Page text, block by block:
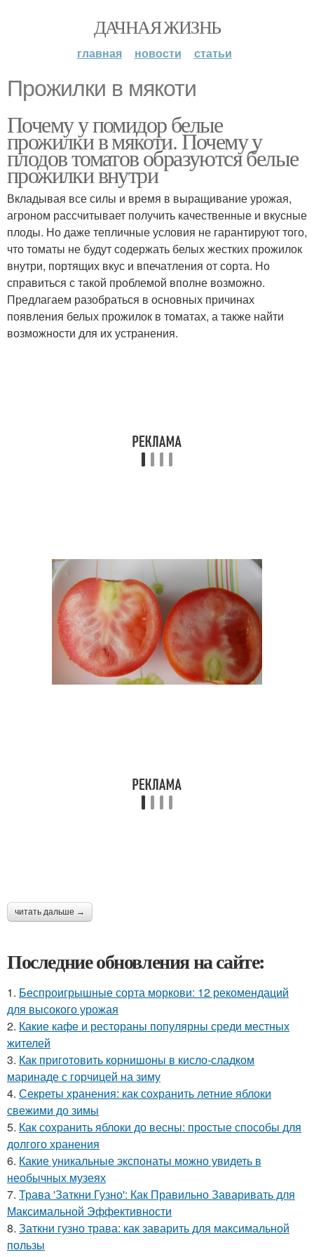
ДАЧНАЯ ЖИЗНЬ
главная новости статьи
Прожилки в мякоти
Почему у помидор белые
прожилки в мякоти. Почему у
плодов томатов образуются белые
прожилки внутри
Вкладывая все силы и время в выращивание урожая,
агроном рассчитывает получить качественные и вкусные
плоды. Но даже тепличные условия не гарантируют того,
что томаты не будут содержать белых жестких прожилок
внутри, портящих вкус и впечатления от сорта. Но
справиться с такой проблемой вполне возможно.
Предлагаем разобраться в основных причинах
появления белых прожилок в томатах, а также найти
возможности для их устранения.
читать дальше →
Последние обновления на сайте:
1. Беспроигрышные сорта моркови: 12 рекомендаций
для высокого урожая
2. Какие кафе и рестораны популярны среди местных
жителей
3. Как приготовить корнишоны в кисло-сладком
маринаде с горчицей на зиму
4. Секреты хранения: как сохранить летние яблоки
свежими до зимы
5. Как сохранить яблоки до весны: простые способы для
долгого хранения
6. Какие уникальные экспонаты можно увидеть в
необычных музеях
7. Трава 'Заткни Гузно': Как Правильно Заваривать для
Максимальной Эффективности
8. Заткни гузно трава: как заварить для максимальной
пользы